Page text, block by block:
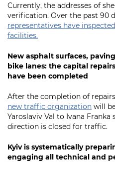
Currently, the addresses of
verification. Over the past 90
representatives have
facilities.
New asphalt surfaces,
bike lanes: the capital
have been completed
After the completion of
new traffic organization will
Yaroslaviv Val to Ivana
direction is closed for traffic.
Kyiv is systematically
engaging all technical and